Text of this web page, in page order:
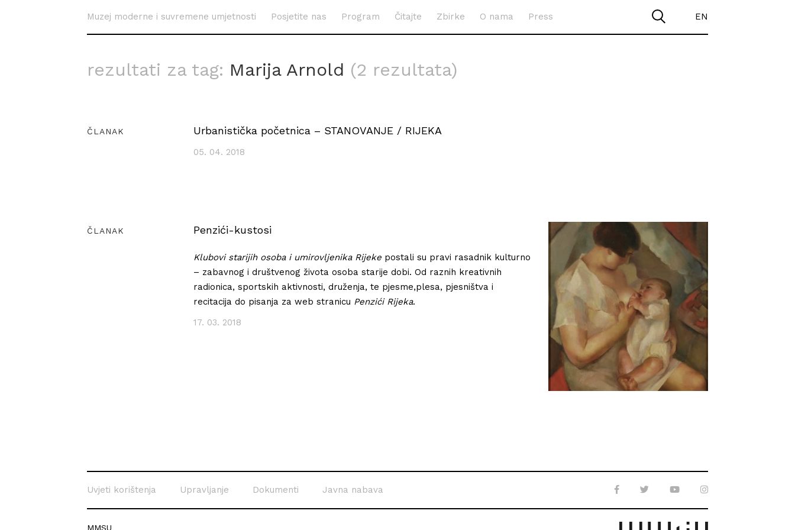
Muzej moderne i suvremene umjetnosti Posjetite nas Program Čitajte Zbirke O nama Press EN
rezultati za tag: Marija Arnold (2 rezultata)
ČLANAK Urbanistička početnica – STANOVANJE / RIJEKA
05. 04. 2018
ČLANAK Penzići-kustosi
Klubovi starijih osoba i umirovljenika Rijeke postali su pravi rasadnik kulturno
– zabavnog i društvenog života osoba starije dobi. Od raznih kreativnih
radionica, sportskih aktivnosti, druženja, te pjesme,plesa, pjesništva i
recitacija do pisanja za web stranicu Penzići Rijeka.
17. 03. 2018
Uvjeti korištenja Upravljanje Dokumenti Javna nabava
MMSU